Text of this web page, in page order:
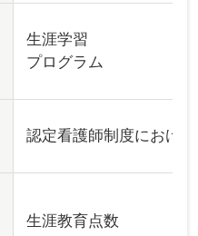
生涯学習
プログラム
認定看護師制度におけ
生涯教育点数